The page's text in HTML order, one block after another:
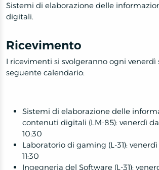
Sistemi di elaborazione delle
digitali.
Ricevimento
I ricevimenti si svolgeranno ogni venerdì
seguente calendario:
Sistemi di elaborazione delle
contenuti digitali (LM-85): venerdì
10:30
Laboratorio di gaming (L-31):
11:30
Ingegneria del Software (L-31):